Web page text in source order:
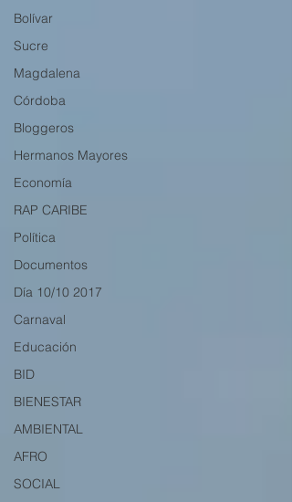
Bolívar
Sucre
Magdalena
Córdoba
Bloggeros
Hermanos Mayores
Economía
RAP CARIBE
Política
Documentos
Día 10/10 2017
Carnaval
Educación
BID
BIENESTAR
AMBIENTAL
AFRO
SOCIAL